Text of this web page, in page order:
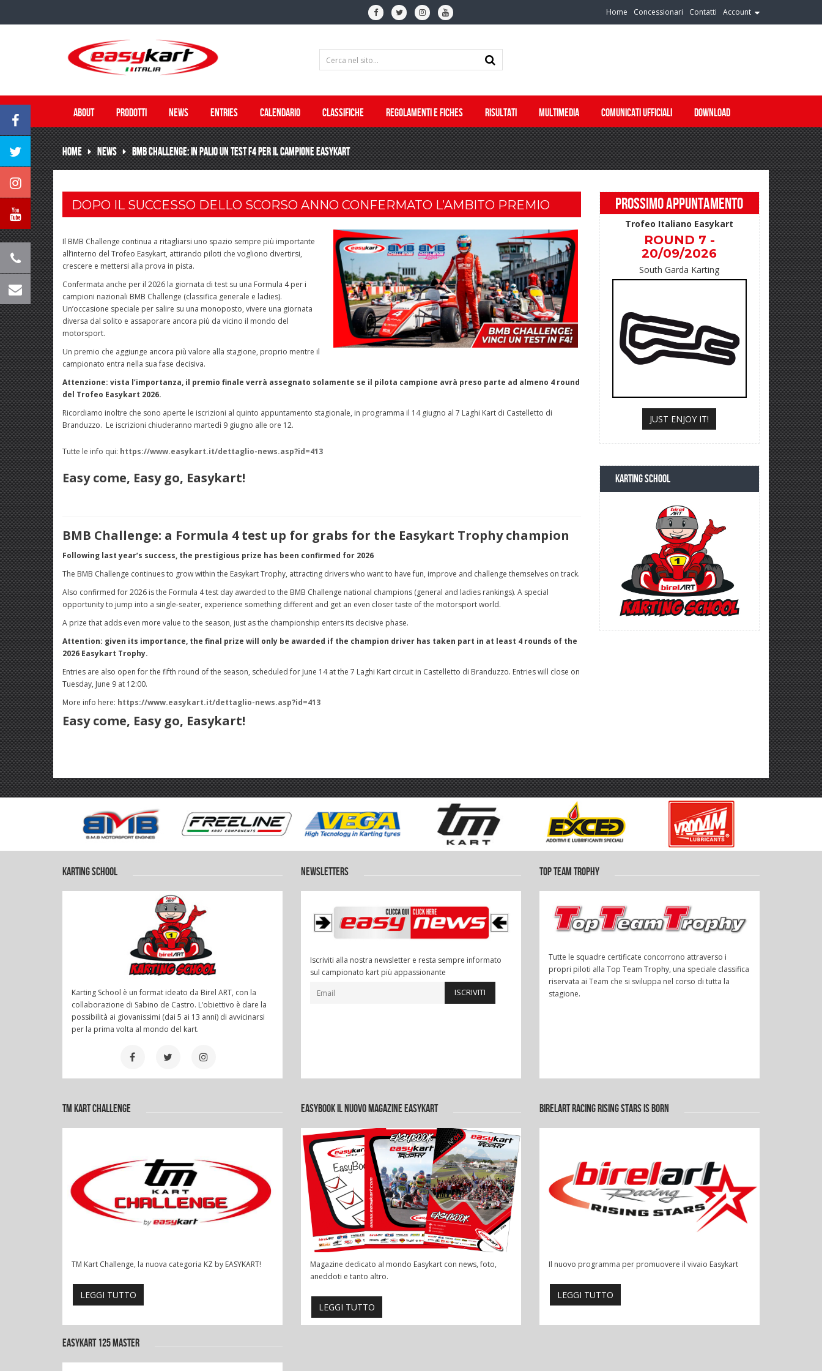
Home Concessionari Contatti Account
ABOUT PRODOTTI NEWS ENTRIES CALENDARIO CLASSIFICHE REGOLAMENTI E FICHES RISULTATI MULTIMEDIA COMUNICATI UFFICIALI DOWNLOAD
HOME NEWS BMB CHALLENGE: IN PALIO UN TEST F4 PER IL CAMPIONE EASYKART
DOPO IL SUCCESSO DELLO SCORSO ANNO CONFERMATO L’AMBITO PREMIO
Il BMB Challenge continua a ritagliarsi uno spazio sempre più importante
all’interno del Trofeo Easykart, attirando piloti che vogliono divertirsi,
crescere e mettersi alla prova in pista.
Confermata anche per il 2026 la giornata di test su una Formula 4 per i
campioni nazionali BMB Challenge (classifica generale e ladies).
Un’occasione speciale per salire su una monoposto, vivere una giornata
diversa dal solito e assaporare ancora più da vicino il mondo del
motorsport.
Un premio che aggiunge ancora più valore alla stagione, proprio mentre il
campionato entra nella sua fase decisiva.
Attenzione: vista l’importanza, il premio finale verrà assegnato solamente se il pilota campione avrà preso parte ad almeno 4 round
del Trofeo Easykart 2026.
Ricordiamo inoltre che sono aperte le iscrizioni al quinto appuntamento stagionale, in programma il 14 giugno al 7 Laghi Kart di Castelletto di
Branduzzo. Le iscrizioni chiuderanno martedì 9 giugno alle ore 12.
Tutte le info qui: https://www.easykart.it/dettaglio-news.asp?id=413
Easy come, Easy go, Easykart!
BMB Challenge: a Formula 4 test up for grabs for the Easykart Trophy champion
Following last year’s success, the prestigious prize has been confirmed for 2026
The BMB Challenge continues to grow within the Easykart Trophy, attracting drivers who want to have fun, improve and challenge themselves on track.
Also confirmed for 2026 is the Formula 4 test day awarded to the BMB Challenge national champions (general and ladies rankings). A special
opportunity to jump into a single-seater, experience something different and get an even closer taste of the motorsport world.
A prize that adds even more value to the season, just as the championship enters its decisive phase.
Attention: given its importance, the final prize will only be awarded if the champion driver has taken part in at least 4 rounds of the
2026 Easykart Trophy.
Entries are also open for the fifth round of the season, scheduled for June 14 at the 7 Laghi Kart circuit in Castelletto di Branduzzo. Entries will close on
Tuesday, June 9 at 12:00.
More info here: https://www.easykart.it/dettaglio-news.asp?id=413
Easy come, Easy go, Easykart!
PROSSIMO APPUNTAMENTO
Trofeo Italiano Easykart
ROUND 7 -
20/09/2026
South Garda Karting
JUST ENJOY IT!
KARTING SCHOOL
KARTING SCHOOL
Karting School è un format ideato da Birel ART, con la
collaborazione di Sabino de Castro. L’obiettivo è dare la
possibilità ai giovanissimi (dai 5 ai 13 anni) di avvicinarsi
per la prima volta al mondo del kart.
NEWSLETTERS
Iscriviti alla nostra newsletter e resta sempre informato
sul campionato kart più appassionante
ISCRIVITI
TOP TEAM TROPHY
Tutte le squadre certificate concorrono attraverso i
propri piloti alla Top Team Trophy, una speciale classifica
riservata ai Team che si sviluppa nel corso di tutta la
stagione.
TM KART CHALLENGE
TM Kart Challenge, la nuova categoria KZ by EASYKART!
LEGGI TUTTO
EASYBOOK IL NUOVO MAGAZINE EASYKART
Magazine dedicato al mondo Easykart con news, foto,
aneddoti e tanto altro.
LEGGI TUTTO
BIRELART RACING RISING STARS IS BORN
Il nuovo programma per promuovere il vivaio Easykart
LEGGI TUTTO
EASYKART 125 MASTER